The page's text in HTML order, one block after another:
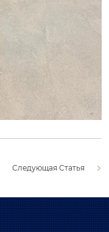
Следующая Статья